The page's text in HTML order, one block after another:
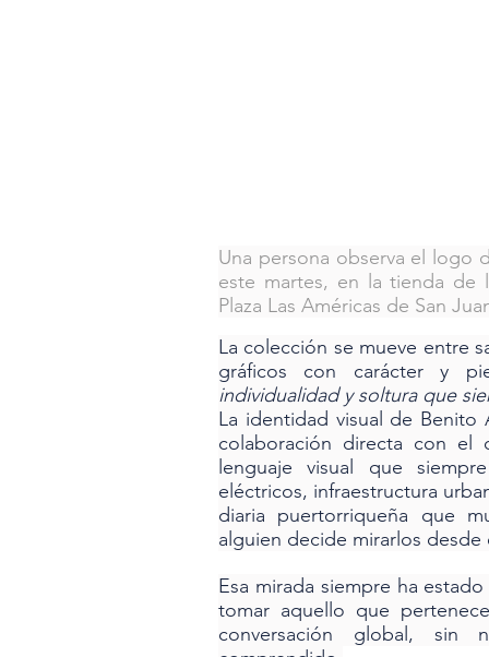
Una persona observa el logo
este martes, en la tienda de
Plaza Las Américas de San
La colección se mueve entre
gráficos con carácter y
individualidad y soltura que
La identidad visual de Benito
colaboración directa con el
lenguaje visual que
eléctricos, infraestructura
diaria puertorriqueña que
alguien decide mirarlos desde
Esa mirada siempre ha
tomar aquello que
conversación global, sin